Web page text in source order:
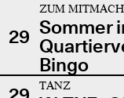
29
ZUM
Sommer
Bingo
TANZ